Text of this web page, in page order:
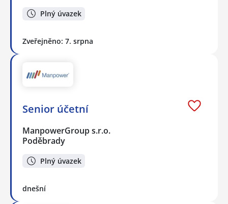
Plný úvazek
Zveřejněno: 7. srpna
Senior účetní
ManpowerGroup s.r.o.
Poděbrady
Plný úvazek
dnešní